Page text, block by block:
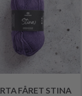
FÅRET STINA